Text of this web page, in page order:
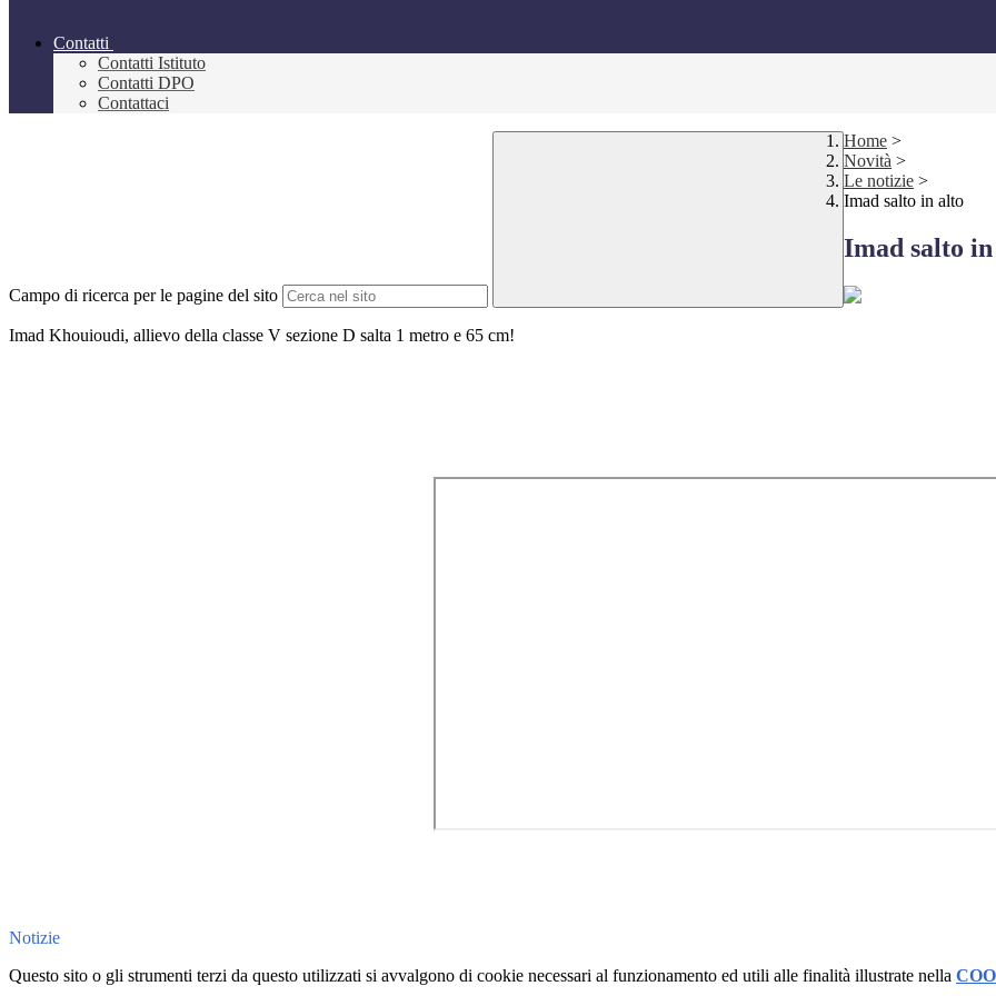
Contatti
Contatti Istituto
Contatti DPO
Contattaci
Campo di ricerca per le pagine del sito
Home >
Novità >
Le notizie >
Imad salto in alto
Imad salto
Imad Khouioudi, allievo della classe V sezione D salta 1 metro e 65 cm!
Notizie
Questo sito o gli strumenti terzi da questo utilizzati si avvalgono di cookie necessari al funzionamento ed utili alle finalità illustrate nella